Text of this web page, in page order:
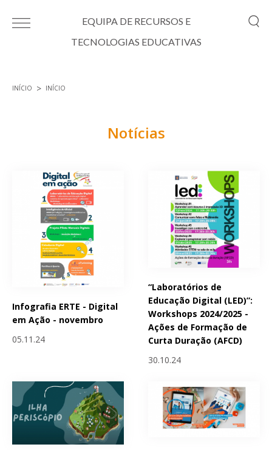
EQUIPA DE RECURSOS E
TECNOLOGIAS EDUCATIVAS
INÍCIO INÍCIO
Notícias
Infografia ERTE - Digital
em Ação - novembro
05.11.24
“Laboratórios de
Educação Digital (LED)”:
Workshops 2024/2025 -
Ações de Formação de
Curta Duração (AFCD)
30.10.24
Páginas